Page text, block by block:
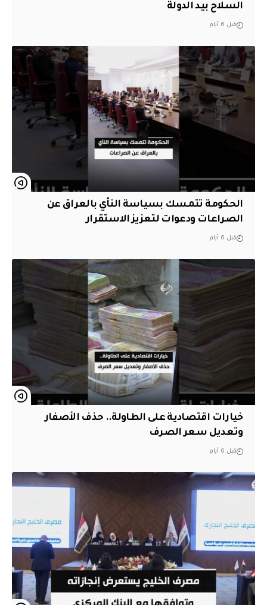
السلاح بيد الدولة
قبل 6 أيام
الحكومة تتمسك بسياسة النأي بالعراق عن
الصراعات ودعوات لتعزيز الاستقرار
قبل 6 أيام
خيارات اقتصادية على الطاولة.. حذف الأصفار
وتعديل سعر الصرف
قبل 6 أيام